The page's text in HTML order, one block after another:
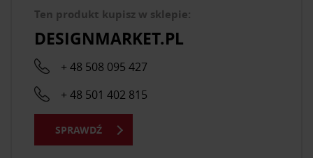
Ten produkt kupisz w sklepie:
DESIGNMARKET.PL
+ 48 508 095 427
+ 48 501 402 815
SPRAWDŹ